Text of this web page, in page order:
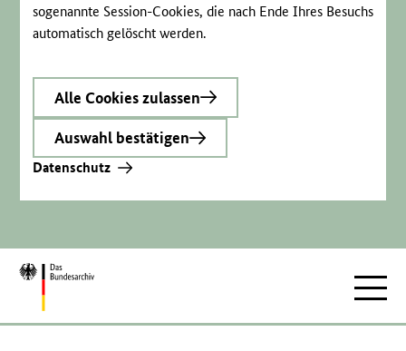
sogenannte Session-Cookies, die nach Ende Ihres Besuchs
automatisch gelöscht werden.
Alle Cookies zulassen
Auswahl bestätigen
Datenschutz
Zur